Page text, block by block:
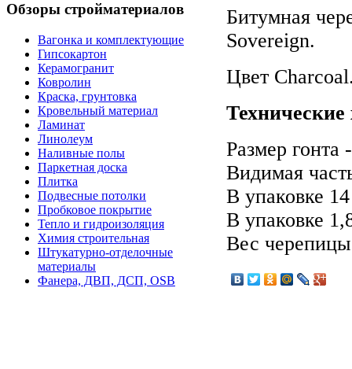
Обзоры стройматериалов
Вагонка и комплектующие
Гипсокартон
Керамогранит
Ковролин
Краска, грунтовка
Кровельный материал
Ламинат
Линолеум
Наливные полы
Паркетная доска
Плитка
Подвесные потолки
Пробковое покрытие
Тепло и гидроизоляция
Химия строительная
Штукатурно-отделочные
материалы
Фанера, ДВП, ДСП, OSB
Битумная
Sovereign.
Цвет
Размер
Видимая
В упаковке
В упаковке
Вес